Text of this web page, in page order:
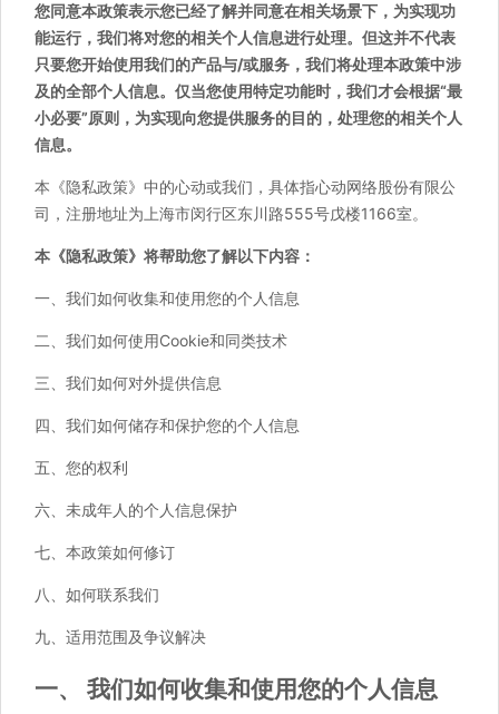
您同意本政策表示您已经了解并同意在相关场景下，为实现功
能运行，我们将对您的相关个人信息进行处理。但这并不代表
只要您开始使用我们的产品与/或服务，我们将处理本政策中涉
及的全部个人信息。仅当您使用特定功能时，我们才会根据“最
小必要”原则，为实现向您提供服务的目的，处理您的相关个人
信息。
本《隐私政策》中的心动或我们，具体指心动网络股份有限公
司，注册地址为上海市闵行区东川路555号戊楼1166室。
本《隐私政策》将帮助您了解以下内容：
一、我们如何收集和使用您的个人信息
二、我们如何使用Cookie和同类技术
三、我们如何对外提供信息
四、我们如何储存和保护您的个人信息
五、您的权利
六、未成年人的个人信息保护
七、本政策如何修订
八、如何联系我们
九、适用范围及争议解决
一、 我们如何收集和使用您的个人信息